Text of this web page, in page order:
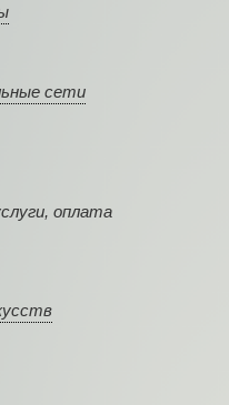
сети
оплата